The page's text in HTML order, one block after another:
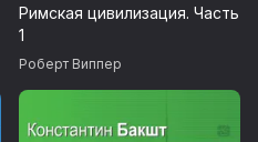
Римская цивилизация. Часть
1
Роберт Виппер